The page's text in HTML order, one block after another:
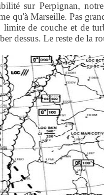
sur Perpignan,
qu'à Marseille. Pas
de couche et de
dessus. Le reste de la